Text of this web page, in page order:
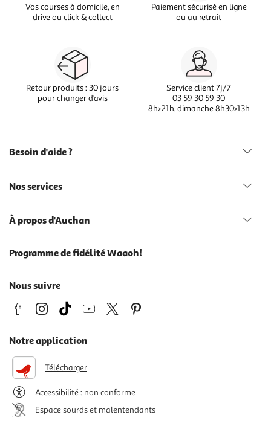
Vos courses à domicile, en
drive ou click & collect
Paiement sécurisé en ligne
ou au retrait
Retour produits : 30 jours
pour changer d’avis
Service client 7j/7
03 59 30 59 30
8h>21h, dimanche 8h30>13h
Besoin d'aide ?
Nos services
À propos d'Auchan
Programme de fidélité Waaoh!
Nous suivre
Notre application
Télécharger
Accessibilité : non conforme
Espace sourds et malentendants